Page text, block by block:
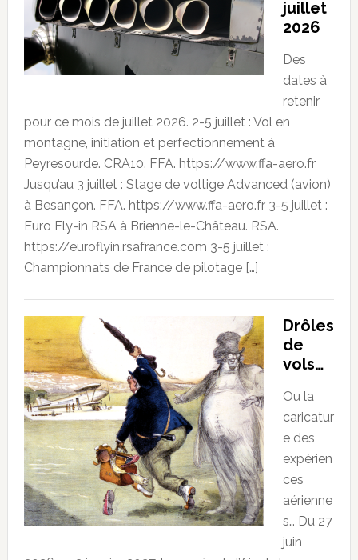
juillet
2026
Des
dates à
retenir
pour ce mois de juillet 2026. 2-5 juillet : Vol en
montagne, initiation et perfectionnement à
Peyresourde. CRA10. FFA. https://www.ffa-aero.fr
Jusqu’au 3 juillet : Stage de voltige Advanced (avion)
à Besançon. FFA. https://www.ffa-aero.fr 3-5 juillet :
Euro Fly-in RSA à Brienne-le-Château. RSA.
https://euroflyin.rsafrance.com 3-5 juillet :
Championnats de France de pilotage […]
Drôles
de
vols…
Ou la
caricatur
e des
expérien
ces
aérienne
s… Du 27
juin